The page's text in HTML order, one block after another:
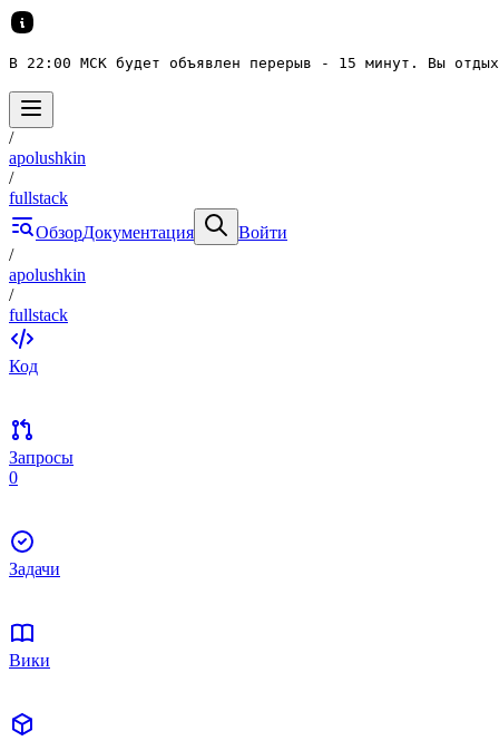
В 22:00 МСК будет объявлен перерыв - 15 минут. Вы
/
apolushkin
/
fullstack
ОбзорДокументация
Войти
/
apolushkin
/
fullstack
Код
Запросы
0
Задачи
Вики